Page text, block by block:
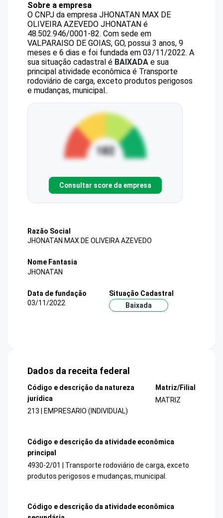
Sobre a empresa
O CNPJ da empresa JHONATAN MAX DE
OLIVEIRA AZEVEDO JHONATAN é
48.502.946/0001-82. Com sede em
VALPARAISO DE GOIAS, GO, possui 3 anos, 9
meses e 6 dias e foi fundada em 03/11/2022. A
sua situação cadastral é BAIXADA e sua
principal atividade econômica é Transporte
rodoviário de carga, exceto produtos perigosos
e mudanças, municipal..
Consultar score da empresa
Razão Social
JHONATAN MAX DE OLIVEIRA AZEVEDO
Nome Fantasia
JHONATAN
Data de fundação
03/11/2022
Situação Cadastral
Baixada
Dados da receita federal
Código e descrição da natureza
jurídica
213 | EMPRESARIO (INDIVIDUAL)
Matriz/Filial
MATRIZ
Código e descrição da atividade econômica
principal
4930-2/01 | Transporte rodoviário de carga, exceto
produtos perigosos e mudanças, municipal.
Código e descrição da atividade econômica